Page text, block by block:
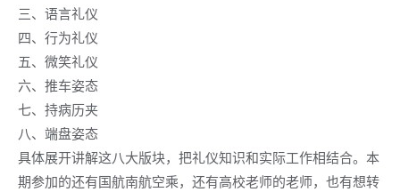
三、语言礼仪
四、行为礼仪
五、微笑礼仪
六、推车姿态
七、持病历夹
八、端盘姿态
具体展开讲解这八大版块，把礼仪知识和实际工作相结合。本
期参加的还有国航南航空乘，还有高校老师的老师，也有想转